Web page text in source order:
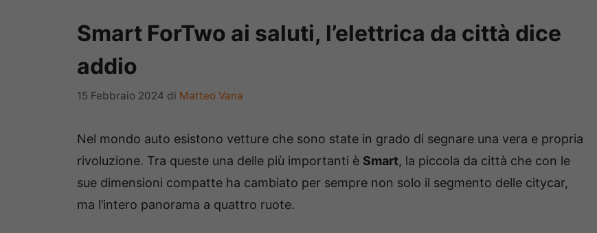
Smart ForTwo ai saluti, l’elettrica da città dice
addio
15 Febbraio 2024 di Matteo Vana
Nel mondo auto esistono vetture che sono state in grado di segnare una vera e propria
rivoluzione. Tra queste una delle più importanti è Smart, la piccola da città che con le
sue dimensioni compatte ha cambiato per sempre non solo il segmento delle citycar,
ma l’intero panorama a quattro ruote.